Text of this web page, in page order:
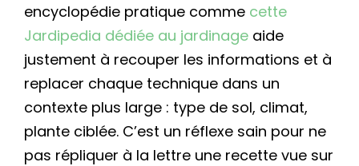
encyclopédie pratique comme cette
Jardipedia dédiée au jardinage aide
justement à recouper les informations et à
replacer chaque technique dans un
contexte plus large : type de sol, climat,
plante ciblée. C’est un réflexe sain pour ne
pas répliquer à la lettre une recette vue sur